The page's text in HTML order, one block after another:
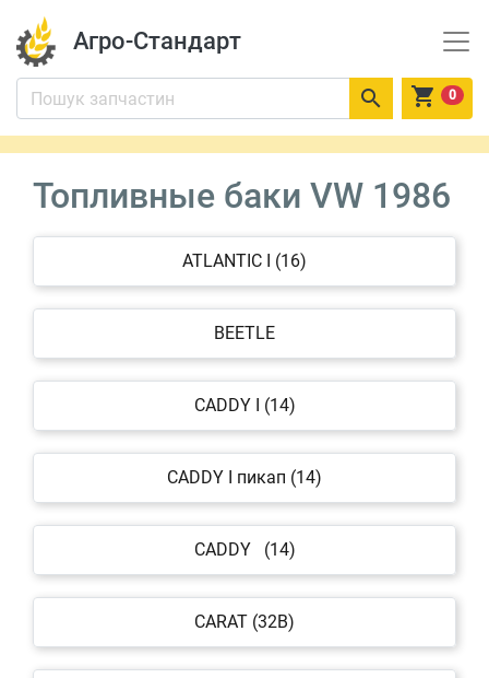
Агро-Стандарт
  0
Топливные баки VW 1986
ATLANTIC I (16)
BEETLE
CADDY I (14)
CADDY I пикап (14)
CADDY (14)
CARAT (32B)